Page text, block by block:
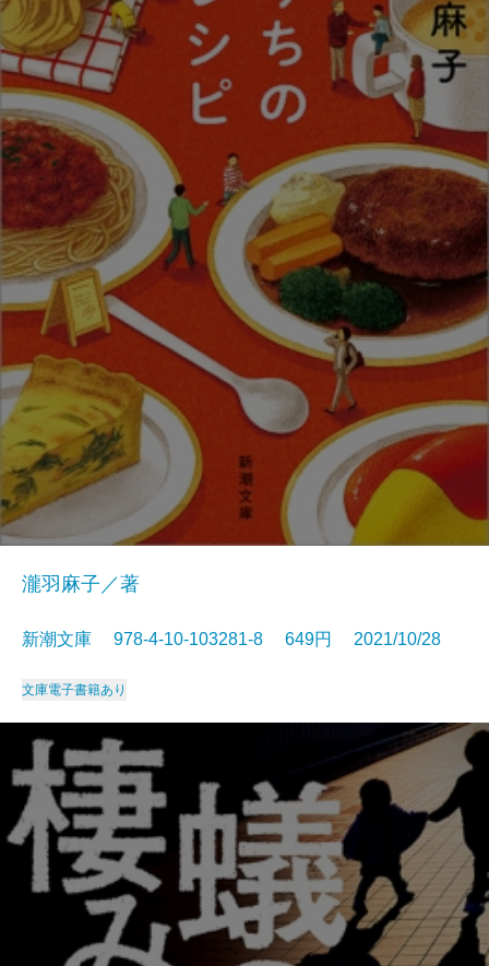
瀧羽麻子／著
新潮文庫 978-4-10-103281-8 649円 2021/10/28
文庫電子書籍あり